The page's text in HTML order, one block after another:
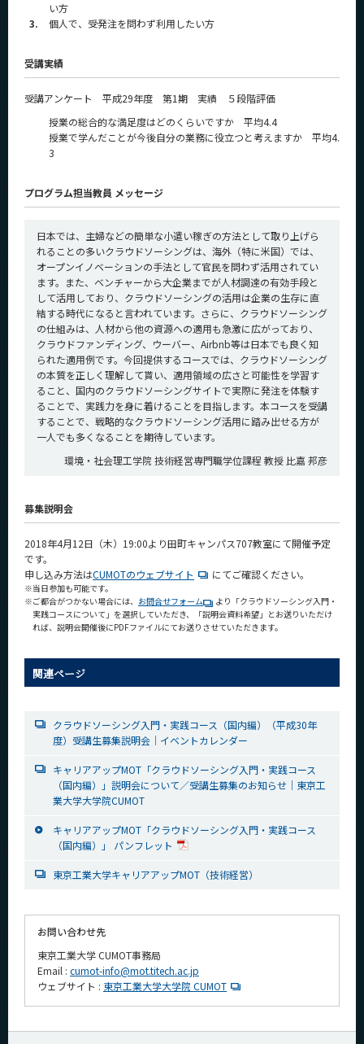
い方
3.
個人で、受発注を問わず利用したい方
受講実績
受講アンケート 平成29年度 第1期 実績 ５段階評価
授業の総合的な満足度はどのくらいですか 平均4.4
授業で学んだことが今後自分の業務に役立つと考えますか 平均4.
3
プログラム担当教員 メッセージ
日本では、主婦などの簡単な小遣い稼ぎの方法として取り上げら
れることの多いクラウドソーシングは、海外（特に米国）では、
オープンイノベーションの手法として官民を問わず活用されてい
ます。また、ベンチャーから大企業までが人材調達の有効手段と
して活用しており、クラウドソーシングの活用は企業の生存に直
結する時代になると言われています。さらに、クラウドソーシング
の仕組みは、人材から他の資源への適用も急激に広がっており、
クラウドファンディング、ウーバー、Airbnb等は日本でも良く知
られた適用例です。今回提供するコースでは、クラウドソーシング
の本質を正しく理解して貰い、適用領域の広さと可能性を学習す
ること、国内のクラウドソーシングサイトで実際に発注を体験す
ることで、実践力を身に着けることを目指します。本コースを受講
することで、戦略的なクラウドソーシング活用に踏み出せる方が
一人でも多くなることを期待しています。
環境・社会理工学院 技術経営専門職学位課程 教授 比嘉 邦彦
募集説明会
2018年4月12日（木）19:00より田町キャンパス707教室にて開催予定
です。
申し込み方法はCUMOTのウェブサイト にてご確認ください。
※当日参加も可能です。
※ご都合がつかない場合には、 お問合せフォーム
より「クラウドソーシング入門・
実践コースについて」を選択していただき、「説明会資料希望」とお送りいただけ
れば、説明会開催後にPDFファイルにてお送りさせていただきます。
関連ページ
クラウドソーシング入門・実践コース（国内編）（平成30年
度）受講生募集説明会｜イベントカレンダー
キャリアアップMOT「クラウドソーシング入門・実践コース
（国内編）」説明会について／受講生募集のお知らせ｜東京工
業大学大学院CUMOT
キャリアアップMOT「クラウドソーシング入門・実践コース
（国内編）」 パンフレット
東京工業大学キャリアアップMOT（技術経営）
お問い合わせ先
東京工業大学 CUMOT事務局
Email : cumot-info@mot.titech.ac.jp
ウェブサイト : 東京工業大学大学院 CUMOT